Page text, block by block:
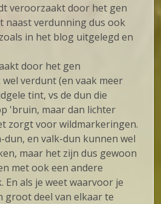
veroorzaakt door het gen
naast verdunning dus ook
in het blog uitgelegd en
door het gen
verdunt (en vaak meer
tint, vs de dun die
'bruin, maar dan lichter
zorgt voor wildmarkeringen.
en valk-dun kunnen wel
maar het zijn dus gewoon
met ook een andere
En als je weet waarvoor je
groot deel van elkaar te